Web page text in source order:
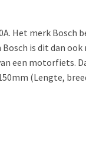
Het merk Bosch
is dit dan ook
een motorfiets.
(Lengte,